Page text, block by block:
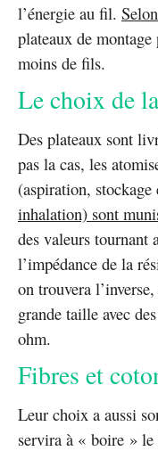
l’énergie au fil.
plateaux de
moins de fils.
Le choix de
Des plateaux sont
pas la cas, les
(aspiration, stockage
inhalation) sont
des valeurs tournant
l’impédance de la
on trouvera
grande taille avec
ohm.
Fibres et
Leur choix a aussi
servira à « boire »